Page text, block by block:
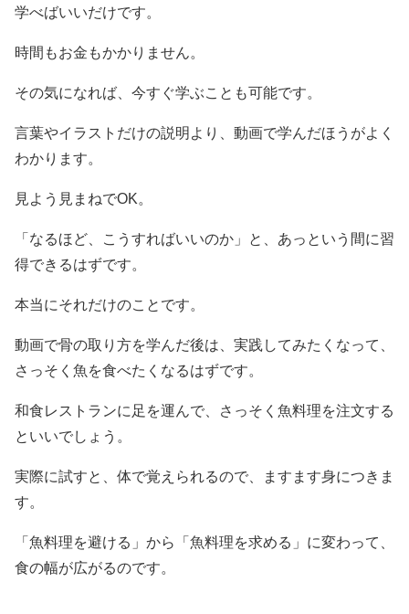
学べばいいだけです。
時間もお金もかかりません。
その気になれば、今すぐ学ぶことも可能です。
言葉やイラストだけの説明より、動画で学んだほうがよく
わかります。
見よう見まねでOK。
「なるほど、こうすればいいのか」と、あっという間に習
得できるはずです。
本当にそれだけのことです。
動画で骨の取り方を学んだ後は、実践してみたくなって、
さっそく魚を食べたくなるはずです。
和食レストランに足を運んで、さっそく魚料理を注文する
といいでしょう。
実際に試すと、体で覚えられるので、ますます身につきま
す。
「魚料理を避ける」から「魚料理を求める」に変わって、
食の幅が広がるのです。